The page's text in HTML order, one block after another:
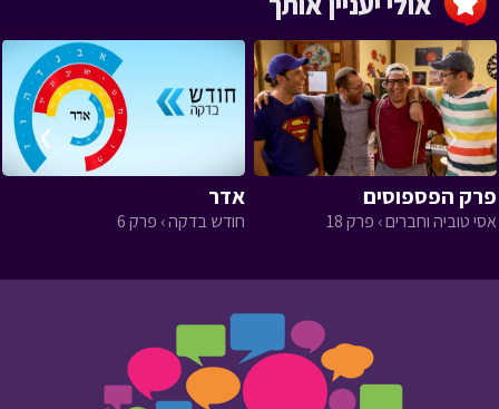
פרק הפספוסים
אסי טוביה וחברים › פרק 18
אדר
חודש בדקה › פרק 6
‹
›